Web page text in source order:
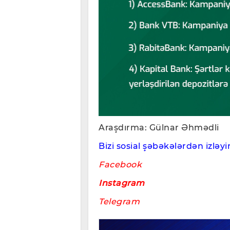
Araşdırma: Gülnar Əhmədli
Bizi sosial şəbəkələrdən
Facebook
Instagram
Telegram